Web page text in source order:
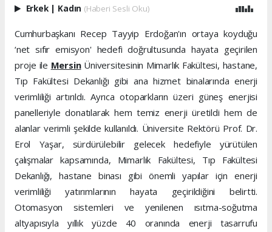
Erkek | Kadın (Haberi Sesli Oku)
Cumhurbaşkanı Recep Tayyip Erdoğan'ın ortaya koyduğu
‘net sıfır emisyon' hedefi doğrultusunda hayata geçirilen
proje ile MersinÜniversitesinin Mimarlık Fakültesi, hastane,
Tıp Fakültesi Dekanlığı gibi ana hizmet binalarında enerji
verimliliği artırıldı. Ayrıca otoparkların üzeri güneş enerjisi
panelleriyle donatılarak hem temiz enerji üretildi hem de
alanlar verimli şekilde kullanıldı. Üniversite Rektörü Prof. Dr.
Erol Yaşar, sürdürülebilir gelecek hedefiyle yürütülen
çalışmalar kapsamında, Mimarlık Fakültesi, Tıp Fakültesi
Dekanlığı, hastane binası gibi önemli yapılar için enerji
verimliliği yatırımlarının hayata geçirildiğini belirtti.
Otomasyon sistemleri ve yenilenen ısıtma-soğutma
altyapısıyla yıllık yüzde 40 oranında enerji tasarrufu